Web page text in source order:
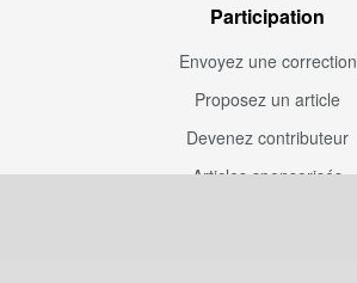
Participation
Envoyez une correction
Proposez un article
Devenez contributeur
Articles sponsorisés